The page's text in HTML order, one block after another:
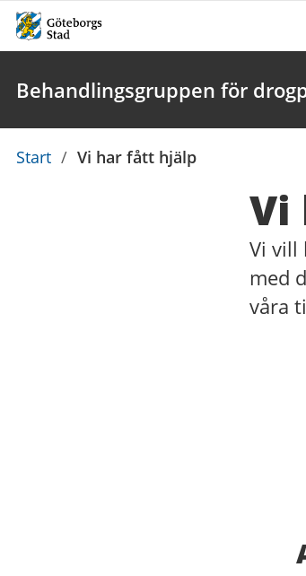
Behandlingsgruppen för
Du
Start / Vi har fått hjälp
Vi
Vi vill
med
våra